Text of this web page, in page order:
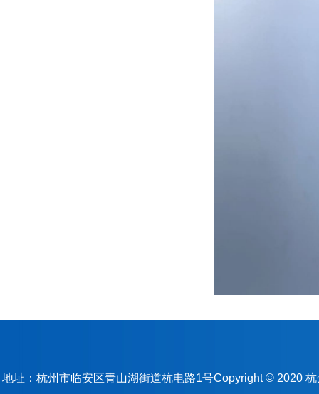
地址：杭州市临安区青山湖街道杭电路1号Copyright © 2020